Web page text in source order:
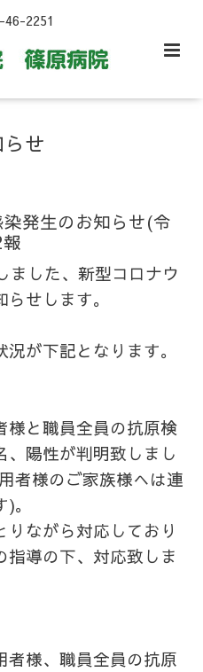
2251
せ
発生のお知らせ(令
ました、新型コロナウ
せします。
が下記となります。
様と職員全員の抗原検
陽性が判明致しまし
者様のご家族様へは連
。
ながら対応しており
指導の下、対応致しま
者様、職員全員の抗原